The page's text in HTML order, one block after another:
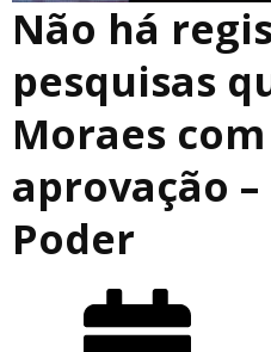
Não há
pesquisas
Moraes com
aprovação –
Poder